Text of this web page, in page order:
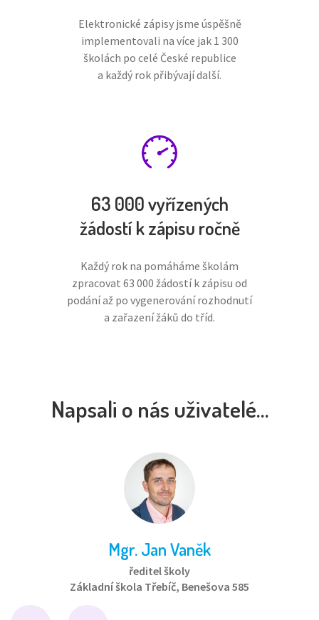
Elektronické zápisy jsme úspěšně
implementovali na více jak 1 300
školách po celé České republice
a každý rok přibývají další.
63 000 vyřízených
žádostí k zápisu ročně
Každý rok na pomáháme školám
zpracovat 63 000 žádostí k zápisu od
podání až po vygenerování rozhodnutí
a zařazení žáků do tříd.
Napsali o nás uživatelé…
Mgr. Jan Vaněk
ředitel školy
Základní škola Třebíč, Benešova 585